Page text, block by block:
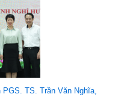
TS. Trần Văn Nghĩa,